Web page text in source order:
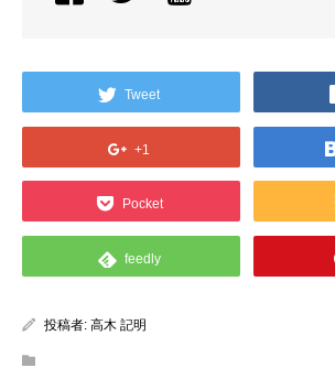
Tweet
+1
Pocket
feedly
投稿者: 高木 記明